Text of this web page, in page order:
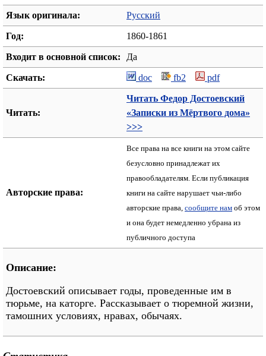
Язык оригинала: Русский
Год: 1860-1861
Входит в основной список: Да
Скачать: doc fb2 pdf
Читать:
Читать Федор Достоевский
«Записки из Мёртвого дома»
>>>
Авторские права:
Все права на все книги на этом сайте
безусловно принадлежат их
правообладателям. Если публикация
книги на сайте нарушает чьи-либо
авторские права, сообщите нам об этом
и она будет немедленно убрана из
публичного доступа
Описание:
Достоевский описывает годы, проведенные им в
тюрьме, на каторге. Рассказывает о тюремной жизни,
тамошних условиях, нравах, обычаях.